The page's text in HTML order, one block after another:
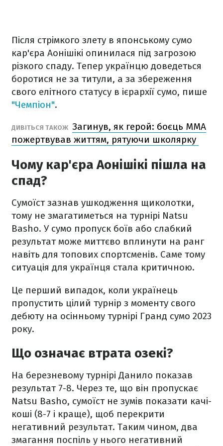
Після стрімкого злету в японському сумо
кар'єра Аонішікі опинилася під загрозою
різкого спаду. Тепер українцю доведеться
боротися не за титули, а за збереження
свого елітного статусу в ієрархії сумо, пише
"Чемпіон".
ДИВІТЬСЯ ТАКОЖ Загинув, як герой: боєць ММА
пожертвував життям, рятуючи школярку
Чому кар'єра Аонішікі пішла на
спад?
Сумоїст зазнав ушкодження щиколотки,
тому не змагатиметься на турнірі Natsu
Basho. У сумо пропуск боїв або слабкий
результат може миттєво вплинути на ранг
навіть для топових спортсменів. Саме тому
ситуація для українця стала критичною.
Це перший випадок, коли українець
пропустить цілий турнір з моменту свого
дебюту на осінньому турнірі Гранд сумо 2023
року.
Що означає втрата озекі?
На березневому турнірі Данило показав
результат 7-8. Через те, що він пропускає
Natsu Basho, сумоїст не зумів показати качі-
коші (8-7 і краще), щоб перекрити
негативний результат. Таким чином, два
змагання поспіль у нього негативний